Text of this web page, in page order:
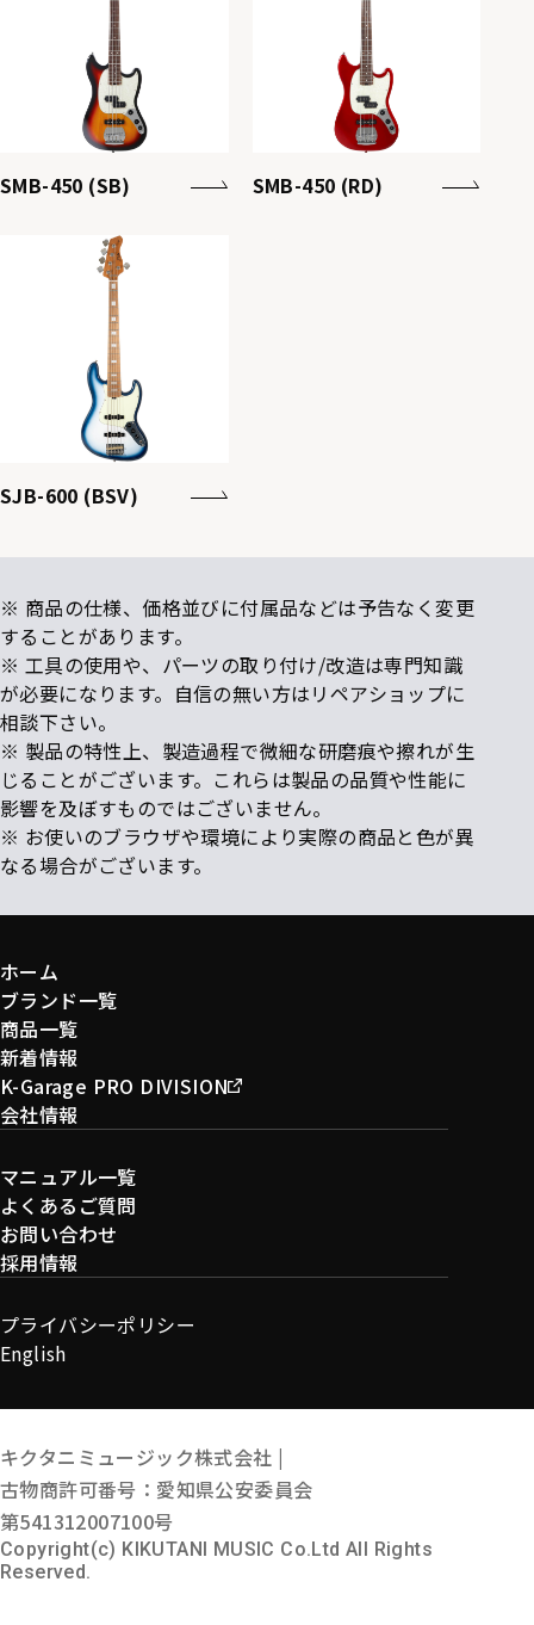
SMB-450 (SB) SMB-450 (RD)
SJB-600 (BSV)
※ 商品の仕様、価格並びに付属品などは予告なく変更
することがあります。
※ 工具の使用や、パーツの取り付け/改造は専門知識
が必要になります。自信の無い方はリペアショップに
相談下さい。
※ 製品の特性上、製造過程で微細な研磨痕や擦れが生
じることがございます。これらは製品の品質や性能に
影響を及ぼすものではございません。
※ お使いのブラウザや環境により実際の商品と色が異
なる場合がございます。
ホーム
ブランド一覧
商品一覧
新着情報
K-Garage PRO DIVISION
会社情報
マニュアル一覧
よくあるご質問
お問い合わせ
採用情報
プライバシーポリシー
English
キクタニミュージック株式会社 |
古物商許可番号：愛知県公安委員会
第541312007100号
Copyright(c) KIKUTANI MUSIC Co.Ltd All Rights
Reserved.